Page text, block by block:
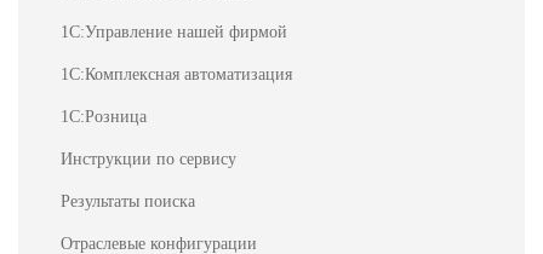
1С:Управление нашей фирмой
1С:Комплексная автоматизация
1С:Розница
Инструкции по сервису
Результаты поиска
Отраслевые конфигурации